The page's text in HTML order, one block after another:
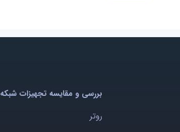
بررسی و مقایسه تجهیزات شبکه
روتر